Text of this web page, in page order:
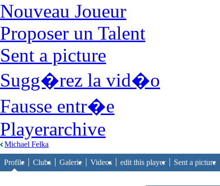
Nouveau Joueur
Proposer un Talent
Sent a picture
Sugg�rez la vid�o
Fausse entr�e
Playerarchive
Michael Felka
Profile Clubs Galerie Videos edit this player Sent a picture